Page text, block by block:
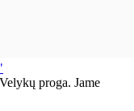
proga. Jame